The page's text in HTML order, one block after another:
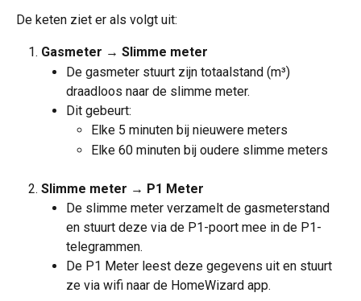
De keten ziet er als volgt uit:
Gasmeter → Slimme meter
De gasmeter stuurt zijn totaalstand (m³)
draadloos naar de slimme meter.
Dit gebeurt:
Elke 5 minuten bij nieuwere meters
Elke 60 minuten bij oudere slimme meters
Slimme meter → P1 Meter
De slimme meter verzamelt de gasmeterstand
en stuurt deze via de P1-poort mee in de P1-
telegrammen.
De P1 Meter leest deze gegevens uit en stuurt
ze via wifi naar de HomeWizard app.